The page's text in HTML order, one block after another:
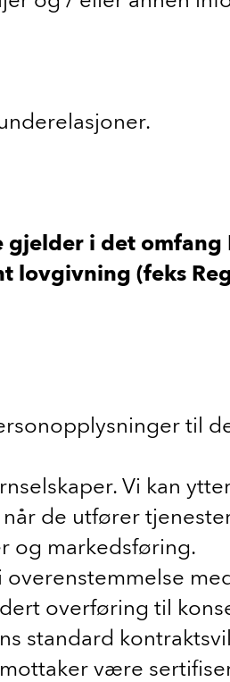
i det
lovgivning (feks
til
Vi kan
de utfører
og markedsføring.
overføring til
standard
være